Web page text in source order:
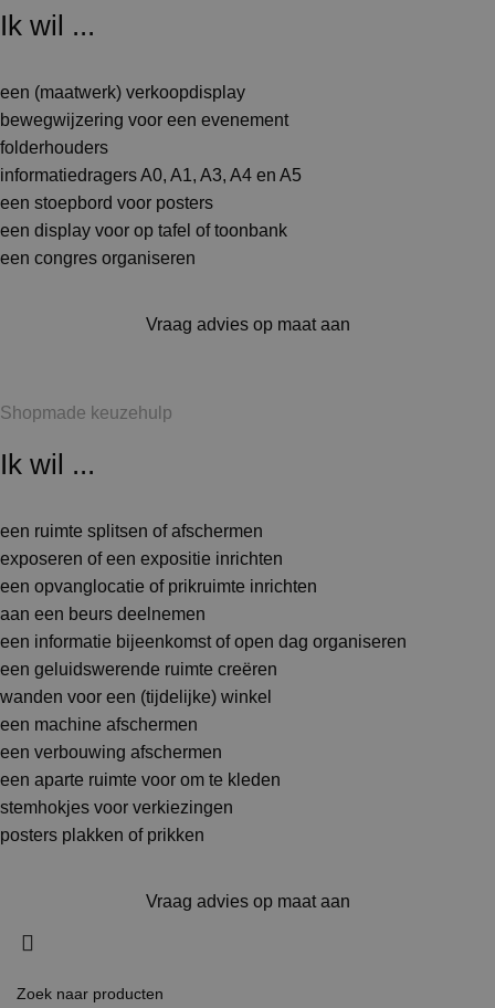
Ik wil ...
een (maatwerk) verkoopdisplay
bewegwijzering voor een evenement
folderhouders
informatiedragers A0, A1, A3, A4 en A5
een stoepbord voor posters
een display voor op tafel of toonbank
een congres organiseren
Vraag advies op maat aan
Shopmade keuzehulp
Ik wil ...
een ruimte splitsen of afschermen
exposeren of een expositie inrichten
een opvanglocatie of prikruimte inrichten
aan een beurs deelnemen
een informatie bijeenkomst of open dag organiseren
een geluidswerende ruimte creëren
wanden voor een (tijdelijke) winkel
een machine afschermen
een verbouwing afschermen
een aparte ruimte voor om te kleden
stemhokjes voor verkiezingen
posters plakken of prikken
Vraag advies op maat aan